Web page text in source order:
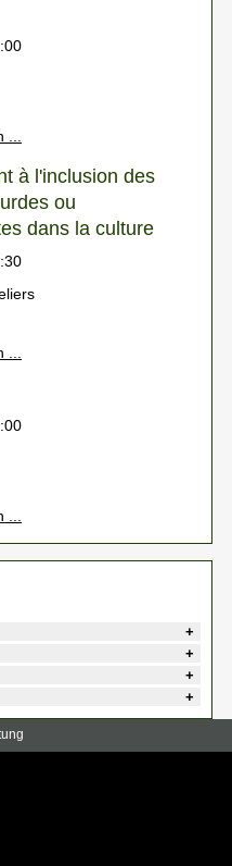
à l'inclusion des
ou
dans la culture